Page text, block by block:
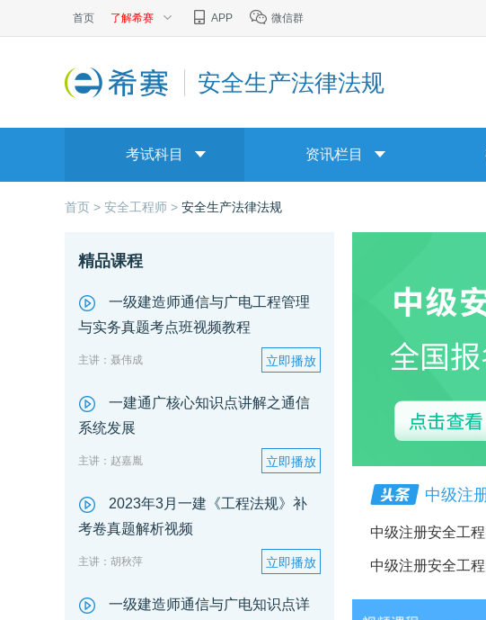
首页 了解希赛 APP 微信群
安全生产法律法规
考试科目 资讯栏目
首页 > 安全工程师 > 安全生产法律法规
精品课程
一级建造师通信与广电工程管理
与实务真题考点班视频教程
主讲：聂伟成 立即播放
一建通广核心知识点讲解之通信
系统发展
主讲：赵嘉胤 立即播放
2023年3月一建《工程法规》补
考卷真题解析视频
主讲：胡秋萍 立即播放
一级建造师通信与广电知识点详
中级注
中级注册安全工
中级注册安全工